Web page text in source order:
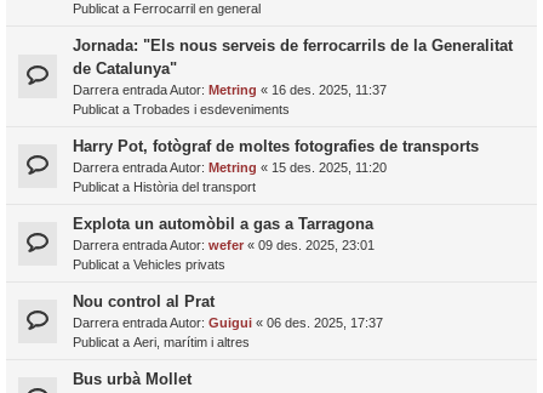
Publicat a Ferrocarril en general
Jornada: "Els nous serveis de ferrocarrils de la Generalitat
de Catalunya"
Darrera entrada Autor: Metring « 16 des. 2025, 11:37
Publicat a Trobades i esdeveniments
Harry Pot, fotògraf de moltes fotografies de transports
Darrera entrada Autor: Metring « 15 des. 2025, 11:20
Publicat a Història del transport
Explota un automòbil a gas a Tarragona
Darrera entrada Autor: wefer « 09 des. 2025, 23:01
Publicat a Vehicles privats
Nou control al Prat
Darrera entrada Autor: Guigui « 06 des. 2025, 17:37
Publicat a Aeri, marítim i altres
Bus urbà Mollet